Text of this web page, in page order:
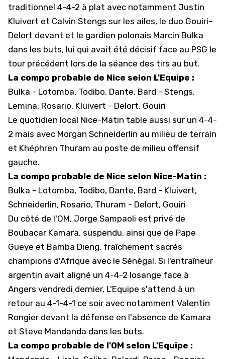
traditionnel 4-4-2 à plat avec notamment Justin
Kluivert et Calvin Stengs sur les ailes, le duo Gouiri-
Delort devant et le gardien polonais Marcin Bulka
dans les buts, lui qui avait été décisif face au PSG le
tour précédent lors de la séance des tirs au but.
La compo probable de Nice selon L'Equipe :
Bulka - Lotomba, Todibo, Dante, Bard - Stengs,
Lemina, Rosario, Kluivert - Delort, Gouiri
Le quotidien local Nice-Matin table aussi sur un 4-4-
2 mais avec Morgan Schneiderlin au milieu de terrain
et Khéphren Thuram au poste de milieu offensif
gauche.
La compo probable de Nice selon Nice-Matin :
Bulka - Lotomba, Todibo, Dante, Bard - Kluivert,
Schneiderlin, Rosario, Thuram - Delort, Gouiri
Du côté de l'OM, Jorge Sampaoli est privé de
Boubacar Kamara, suspendu, ainsi que de Pape
Gueye et Bamba Dieng, fraîchement sacrés
champions d'Afrique avec le Sénégal. Si l'entraîneur
argentin avait aligné un 4-4-2 losange face à
Angers vendredi dernier, L'Equipe s'attend à un
retour au 4-1-4-1 ce soir avec notamment Valentin
Rongier devant la défense en l'absence de Kamara
et Steve Mandanda dans les buts.
La compo probable de l'OM selon L'Equipe :